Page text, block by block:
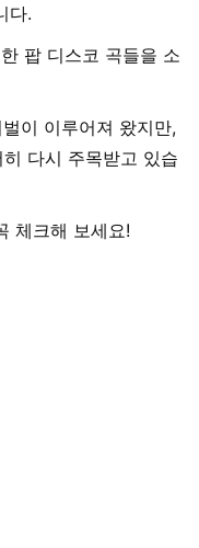
다.
팝 디스코 곡들을 소
이 이루어져 왔지만,
다시 주목받고 있습
체크해 보세요!